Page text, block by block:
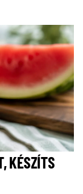
KÉSZÍTS